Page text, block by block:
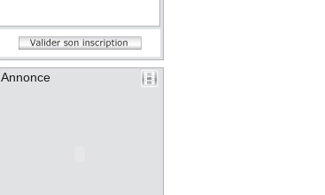
Annonce